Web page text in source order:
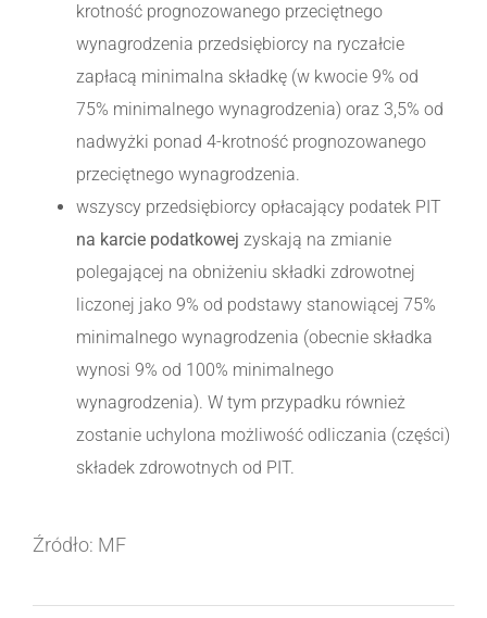
krotność prognozowanego przeciętnego
wynagrodzenia przedsiębiorcy na ryczałcie
zapłacą minimalna składkę (w kwocie 9% od
75% minimalnego wynagrodzenia) oraz 3,5% od
nadwyżki ponad 4-krotność prognozowanego
przeciętnego wynagrodzenia.
wszyscy przedsiębiorcy opłacający podatek PIT
na karcie podatkowej zyskają na zmianie
polegającej na obniżeniu składki zdrowotnej
liczonej jako 9% od podstawy stanowiącej 75%
minimalnego wynagrodzenia (obecnie składka
wynosi 9% od 100% minimalnego
wynagrodzenia). W tym przypadku również
zostanie uchylona możliwość odliczania (części)
składek zdrowotnych od PIT.
Źródło: MF